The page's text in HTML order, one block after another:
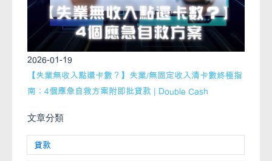
文章分類
貸款
2026-01-19
【失業無收入點還卡數？】失業/無固定收入清卡數終極指
南：4個應急自救方案附即批貸款 | Double Cash